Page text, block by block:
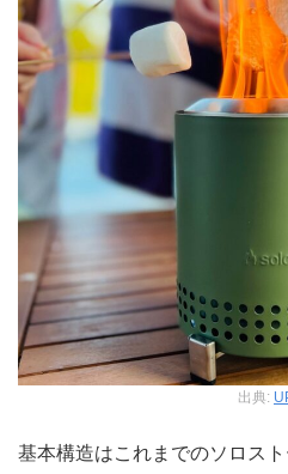
出典:
基本構造はこれまでのソロス